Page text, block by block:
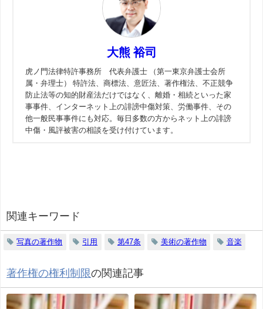
大熊 裕司
虎ノ門法律特許事務所 代表弁護士 （第一東京弁護士会所
属・弁理士） 特許法、商標法、意匠法、著作権法、不正競争
防止法等の知的財産法だけではなく、離婚・相続といった家
事事件、インターネット上の誹謗中傷対策、労働事件、その
他一般民事事件にも対応。毎日多数の方からネット上の誹謗
中傷・風評被害の相談を受け付けています。
関連キーワード
写真の著作物 引用 第47条 美術の著作物 音楽
著作権の権利制限の関連記事